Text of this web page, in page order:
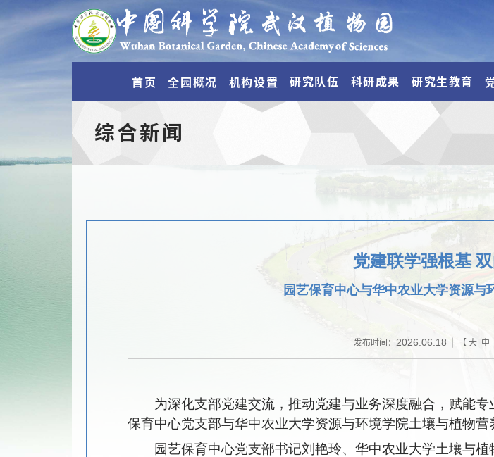
首页 全园概况 机构设置 研究队伍 科研成果 研究生教育
综合新闻
党建联学强根基
园艺保育中心与华中农业大学资源与
发布时间： 2026.06.18 | 【 大 中
为深化支部党建交流，推动党建与业务深度融合，赋能
保育中心党支部与华中农业大学资源与环境学院土壤与植物营
园艺保育中心党支部书记刘艳玲、华中农业大学土壤与